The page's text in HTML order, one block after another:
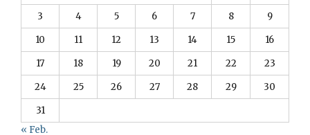
3 4 5 6 7 8
9
10
11 12 13 14 15
16
17
18 19 20 21 22
23
24
25 26 27 28 29
30
31
« Feb.